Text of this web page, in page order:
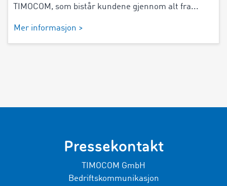
TIMOCOM, som bistår kundene gjennom alt fra...
Mer informasjon >
Pressekontakt
TIMOCOM GmbH
Bedriftskommunikasjon